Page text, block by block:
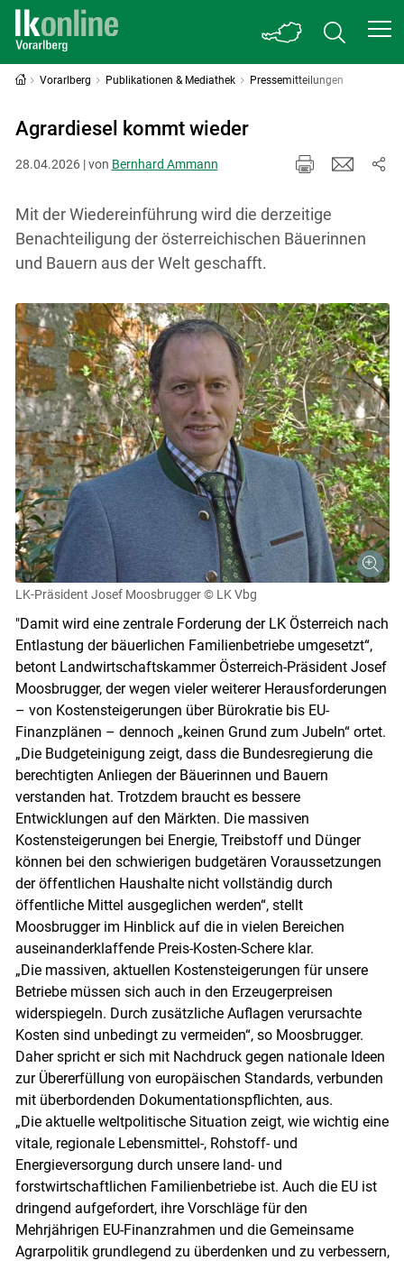
Skip to main content
Vorarlberg Publikationen & Mediathek Pressemitteilungen
Agrardiesel kommt wieder
28.04.2026 | von Bernhard Ammann
Mit der Wiedereinführung wird die derzeitige
Benachteiligung der österreichischen Bäuerinnen
und Bauern aus der Welt geschafft.
LK-Präsident Josef Moosbrugger © LK Vbg
"Damit wird eine zentrale Forderung der LK Österreich nach
Entlastung der bäuerlichen Familienbetriebe umgesetzt“,
betont Landwirtschaftskammer Österreich-Präsident Josef
Moosbrugger, der wegen vieler weiterer Herausforderungen
– von Kostensteigerungen über Bürokratie bis EU-
Finanzplänen – dennoch „keinen Grund zum Jubeln“ ortet.
„Die Budgeteinigung zeigt, dass die Bundesregierung die
berechtigten Anliegen der Bäuerinnen und Bauern
verstanden hat. Trotzdem braucht es bessere
Entwicklungen auf den Märkten. Die massiven
Kostensteigerungen bei Energie, Treibstoff und Dünger
können bei den schwierigen budgetären Voraussetzungen
der öffentlichen Haushalte nicht vollständig durch
öffentliche Mittel ausgeglichen werden“, stellt
Moosbrugger im Hinblick auf die in vielen Bereichen
auseinanderklaffende Preis-Kosten-Schere klar.
„Die massiven, aktuellen Kostensteigerungen für unsere
Betriebe müssen sich auch in den Erzeugerpreisen
widerspiegeln. Durch zusätzliche Auflagen verursachte
Kosten sind unbedingt zu vermeiden“, so Moosbrugger.
Daher spricht er sich mit Nachdruck gegen nationale Ideen
zur Übererfüllung von europäischen Standards, verbunden
mit überbordenden Dokumentationspflichten, aus.
„Die aktuelle weltpolitische Situation zeigt, wie wichtig eine
vitale, regionale Lebensmittel-, Rohstoff- und
Energieversorgung durch unsere land- und
forstwirtschaftlichen Familienbetriebe ist. Auch die EU ist
dringend aufgefordert, ihre Vorschläge für den
Mehrjährigen EU-Finanzrahmen und die Gemeinsame
Agrarpolitik grundlegend zu überdenken und zu verbessern,